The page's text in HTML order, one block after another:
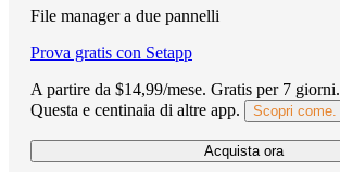
File manager a due pannelli
Prova gratis con Setapp
A partire da $14,99/mese. Gratis per 7 giorni.
Questa e centinaia di altre app.
Scopri come.
Acquista ora